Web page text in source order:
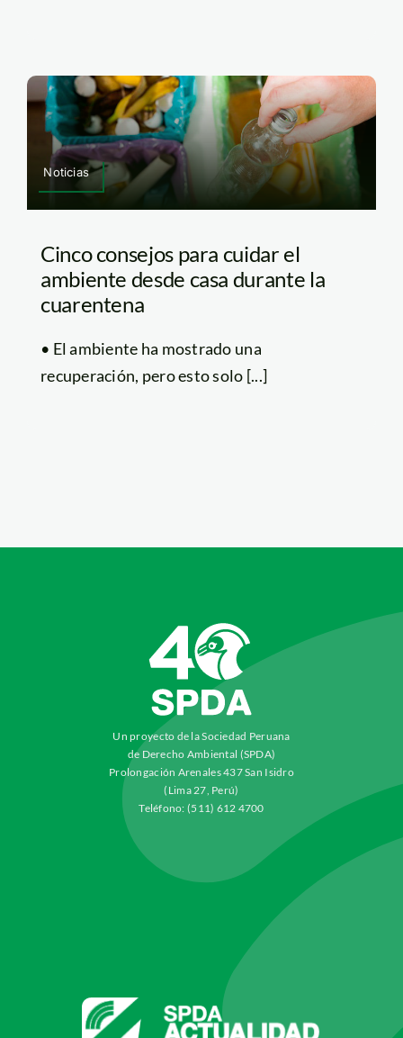
Noticias
Cinco consejos para cuidar el
ambiente desde casa durante la
cuarentena
• El ambiente ha mostrado una
recuperación, pero esto solo [...]
Un proyecto de la Sociedad Peruana
de Derecho Ambiental (SPDA)
Prolongación Arenales 437 San Isidro
(Lima 27, Perú)
Teléfono: (511) 612 4700